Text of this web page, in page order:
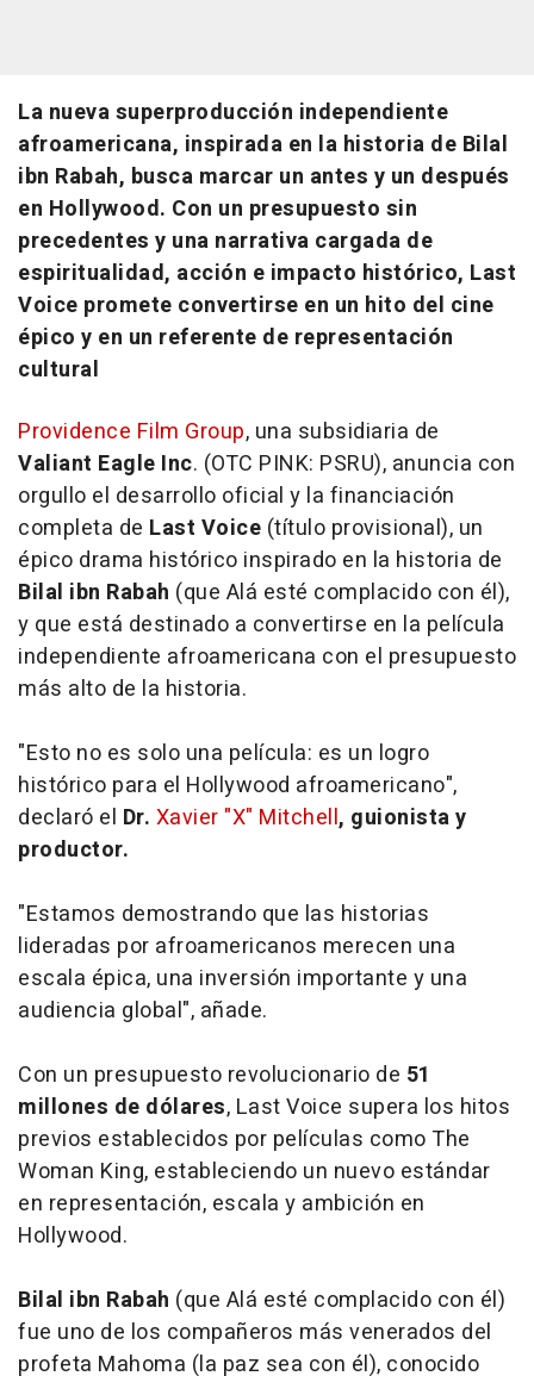
La nueva superproducción independiente
afroamericana, inspirada en la historia de Bilal
ibn Rabah, busca marcar un antes y un después
en Hollywood. Con un presupuesto sin
precedentes y una narrativa cargada de
espiritualidad, acción e impacto histórico, Last
Voice promete convertirse en un hito del cine
épico y en un referente de representación
cultural
Providence Film Group, una subsidiaria de
Valiant Eagle Inc. (OTC PINK: PSRU), anuncia con
orgullo el desarrollo oficial y la financiación
completa de Last Voice (título provisional), un
épico drama histórico inspirado en la historia de
Bilal ibn Rabah (que Alá esté complacido con él),
y que está destinado a convertirse en la película
independiente afroamericana con el presupuesto
más alto de la historia.
"Esto no es solo una película: es un logro
histórico para el Hollywood afroamericano",
declaró el Dr. Xavier "X" Mitchell, guionista y
productor.
"Estamos demostrando que las historias
lideradas por afroamericanos merecen una
escala épica, una inversión importante y una
audiencia global", añade.
Con un presupuesto revolucionario de 51
millones de dólares, Last Voice supera los hitos
previos establecidos por películas como The
Woman King, estableciendo un nuevo estándar
en representación, escala y ambición en
Hollywood.
Bilal ibn Rabah (que Alá esté complacido con él)
fue uno de los compañeros más venerados del
profeta Mahoma (la paz sea con él), conocido